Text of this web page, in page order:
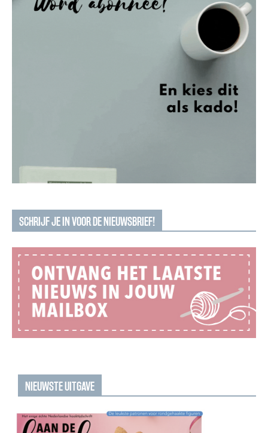
SCHRIJF JE IN VOOR DE NIEUWSBRIEF!
NIEUWSTE UITGAVE